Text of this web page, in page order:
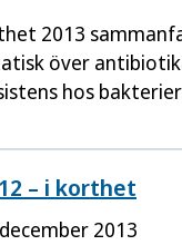
2013
över
hos
– i korthet
2013